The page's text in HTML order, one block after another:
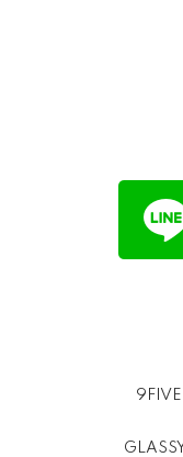
9FIVE